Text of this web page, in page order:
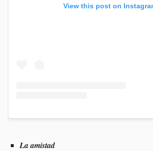
View this post on
La amistad